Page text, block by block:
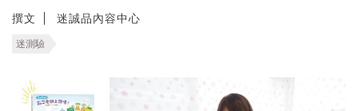
撰文 迷誠品內容中心
迷測驗